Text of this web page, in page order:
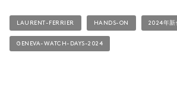
LAURENT-FERRIER HANDS-ON 2024年新
GENEVA-WATCH-DAYS-2024